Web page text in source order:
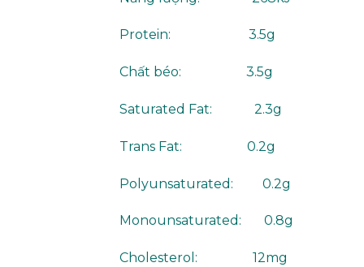
Protein: 3.5g
Chất béo: 3.5g
Saturated Fat: 2.3g
Trans Fat: 0.2g
Polyunsaturated: 0.2g
Monounsaturated: 0.8g
Cholesterol: 12mg